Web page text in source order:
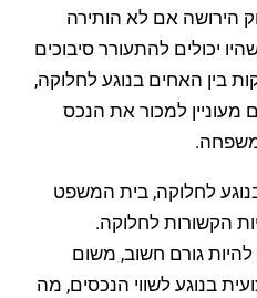
הירושה אם לא הותירה
יכולים להתעורר סיבוכים
בין האחים בנוגע לחלוקה,
למכור את הנכס
לחלוקה, בית המשפט
הקשורות לחלוקה.
גורם חשוב, משום
בנוגע לשווי הנכסים, מה